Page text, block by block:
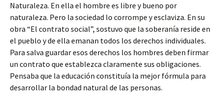
Naturaleza. En ella el hombre es libre y bueno por
naturaleza. Pero la sociedad lo corrompe y esclaviza. En su
obra “El contrato social”, sostuvo que la soberanía reside en
el pueblo y de ella emanan todos los derechos individuales.
Para salva guardar esos derechos los hombres deben firmar
un contrato que establezca claramente sus obligaciones.
Pensaba que la educación constituía la mejor fórmula para
desarrollar la bondad natural de las personas.